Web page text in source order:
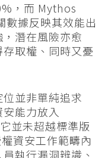
，而 Mythos
據反映其效能出
潛在風險亦愈
取權、同時又憂
並非單純追求
能力放入
並未超越標準版
資安工作範疇內
執行漏洞辨識、